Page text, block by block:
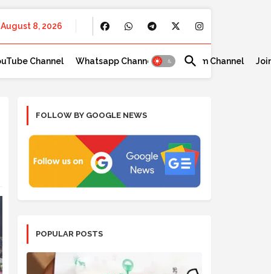
August 8, 2026
Channel Whatsapp Channel Telegram Channel
FOLLOW BY GOOGLE NEWS
POPULAR POSTS